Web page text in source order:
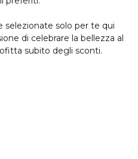
selezionate solo per te qui
di celebrare la bellezza al
subito degli sconti.